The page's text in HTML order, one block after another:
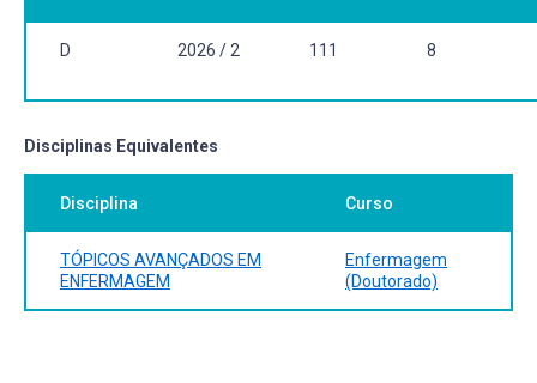
D 2026 / 2 111 8
Disciplinas Equivalentes
Disciplina Curso
TÓPICOS AVANÇADOS EM
ENFERMAGEM
Enfermagem
(Doutorado)